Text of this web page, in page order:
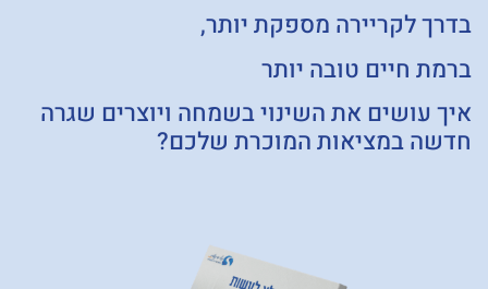
בדרך לקריירה מספקת יותר,
ברמת חיים טובה יותר
איך עושים את השינוי בשמחה ויוצרים שגרה
חדשה במציאות המוכרת שלכם?